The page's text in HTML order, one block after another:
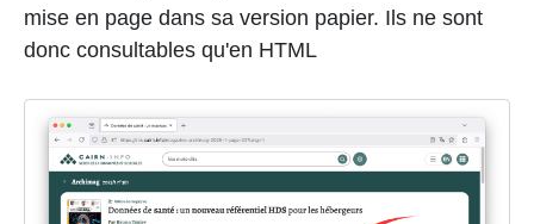
mise en page dans sa version papier. Ils ne sont
donc consultables qu'en HTML